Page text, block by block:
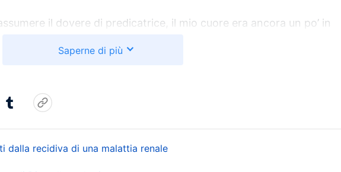
il dovere di predicatrice, il mio cuore era ancora un po’ in
loro dovere. Se la chiesa dà loro un lavoro da svolgere,
terzo, che, qualunque cosa facciano, non si debbano
Saperne di più
dalla recidiva di una malattia renale